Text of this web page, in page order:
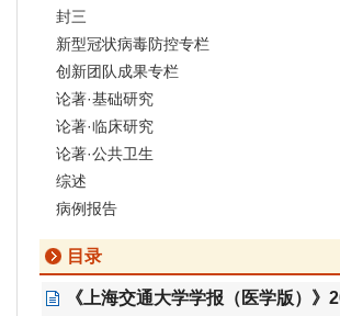
封三
新型冠状病毒防控专栏
创新团队成果专栏
论著·基础研究
论著·临床研究
论著·公共卫生
综述
病例报告
目录
《上海交通大学学报（医学版）》